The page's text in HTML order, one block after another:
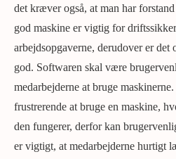
det kræver også, at man har
god maskine er vigtig for
arbejdsopgaverne, derudover er det
god. Softwaren skal være
medarbejderne at bruge
frustrerende at bruge en maskine,
den fungerer, derfor kan
er vigtigt, at medarbejderne hurtigt